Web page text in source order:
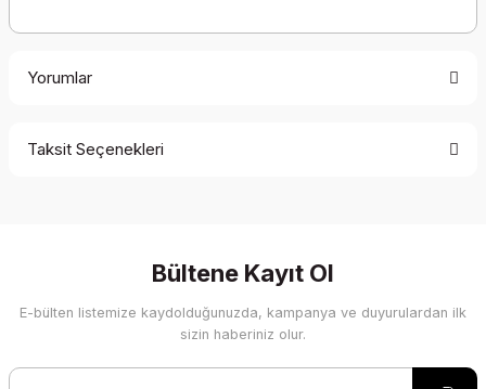
Yorumlar
piyasada bulunmuyordu. Williams her zamanki gibi sade ve akıcı anlatımiyla
vural uzun | 26/03/2025
Taksit Seçenekleri
Bültene Kayıt Ol
E-bülten listemize kaydolduğunuzda, kampanya ve duyurulardan ilk
sizin haberiniz olur.